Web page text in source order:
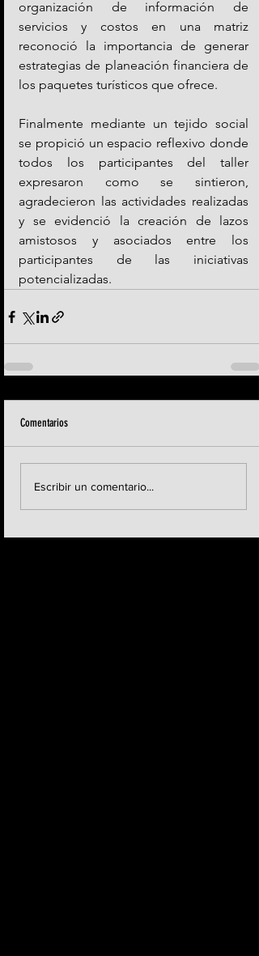
organización de información de
servicios y costos en una matriz
reconoció la importancia de generar
estrategias de planeación financiera de
los paquetes turísticos que ofrece.
Finalmente mediante un tejido social
se propició un espacio reflexivo donde
todos los participantes del taller
expresaron como se sintieron,
agradecieron las actividades realizadas
y se evidenció la creación de lazos
amistosos y asociados entre los
participantes de las iniciativas
potencializadas.
Comentarios
Escribir un comentario...